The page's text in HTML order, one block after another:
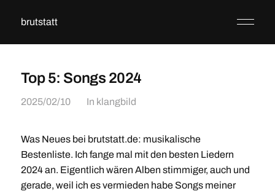
brutstatt
Top 5: Songs 2024
2025/02/10 In klangbild
Was Neues bei brutstatt.de: musikalische
Bestenliste. Ich fange mal mit den besten Liedern
2024 an. Eigentlich wären Alben stimmiger, auch und
gerade, weil ich es vermieden habe Songs meiner